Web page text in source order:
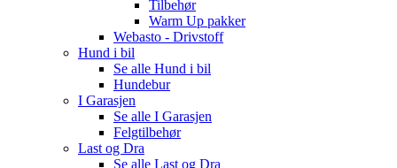
Tilbehør
Warm Up pakker
Webasto - Drivstoff
Hund i bil
Se alle Hund i bil
Hundebur
I Garasjen
Se alle I Garasjen
Felgtilbehør
Last og Dra
Se alle Last og Dra